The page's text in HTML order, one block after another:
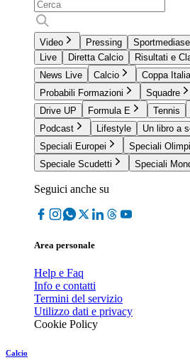
Video Pressing
Live
Diretta Calcio
Risultati e
News Live
Calcio Coppa Italia
Probabili Formazioni
Squadre
Drive UP
Formula E Tennis
Podcast
Lifestyle
Un libro a
Speciali Europei
Speciali
Speciale Scudetti
Speciali
Seguici anche su
Area personale
Help e Faq
Info e contatti
Termini del servizio
Utilizzo dati e privacy
Cookie Policy
Calcio